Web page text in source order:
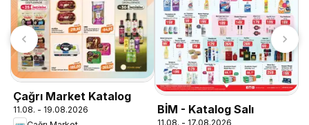
Çağrı Market Katalog
11.08. - 19.08.2026
BİM - Katalog Salı
11.08. - 17.08.2026